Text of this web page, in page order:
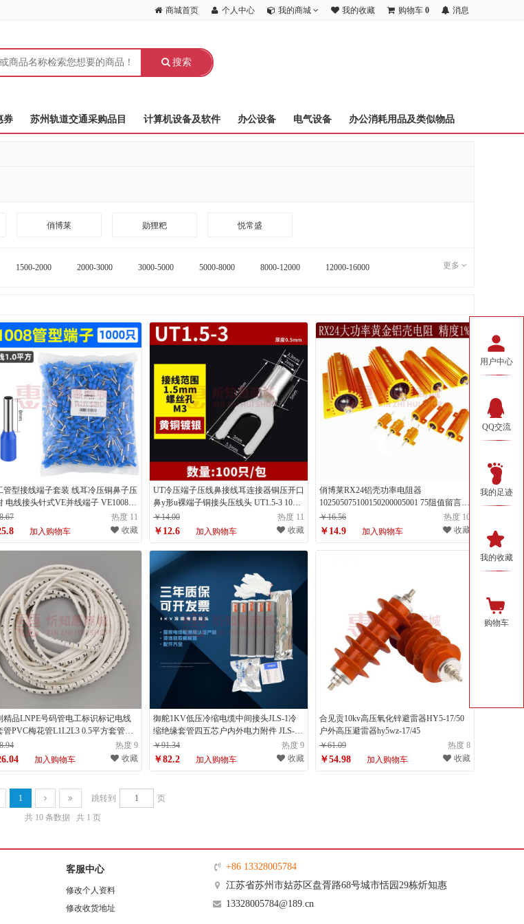
商城首页 个人中心 我的商城 我的收藏 购物车 0 消息
搜索
券 苏州轨道交通采购品目 计算机设备及软件 办公设备 电气设备 办公消耗用品及类似物品
俏博莱 勋狸粑 悦常盛
1500-2000 2000-3000 3000-5000 5000-8000 8000-12000 12000-16000 更多
管型接线端子套装 线耳冷压铜鼻子压
电线接头针式VE并线端子 VE1008
1000只 1平方 紫铜
热度 11
加入购物车 收藏
UT冷压端子压线鼻接线耳连接器铜压开口
鼻y形u裸端子铜接头压线头 UT1.5-3 100
只装
￥14.00 热度 11
￥12.6 加入购物车 收藏
俏博莱RX24铝壳功率电阻器
102505075100150200005001 75阻值留言
常规电 5W阻值留言
￥16.56 热度 10
￥14.9 加入购物车 收藏
精品LNPE号码管电工标识标记电线
管PVC梅花管L1L2L3 0.5平方套管
各300粒
热度 9
加入购物车 收藏
御舵1KV低压冷缩电缆中间接头JLS-1冷
缩绝缘套管四五芯户内外电力附件 JLS-
1/2.0(二芯10-16平方)
￥91.34 热度 9
￥82.2 加入购物车 收藏
合见贡10kv高压氧化锌避雷器HY5-17/50
户外高压避雷器hy5wz-17/45
￥61.09
热度 8
￥54.98 加入购物车 收藏
1 跳转到
页
共 10 条数据
共 1 页
客服中心
修改个人资料
修改收货地址
+86 13328005784
江苏省苏州市姑苏区盘胥路68号城市恬园29栋炘知惠
13328005784@189.cn
用户中心
QQ交流
我的足迹
我的收藏
购物车